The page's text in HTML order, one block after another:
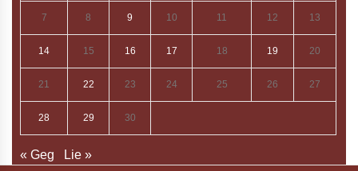
7 8 9 10 11 12 13
14 15 16 17 18 19 20
21 22 23 24 25 26 27
28 29 30
« Geg Lie »